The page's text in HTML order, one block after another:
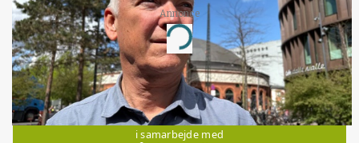
Annonce
Loading...
Jobs
i samarbejde med